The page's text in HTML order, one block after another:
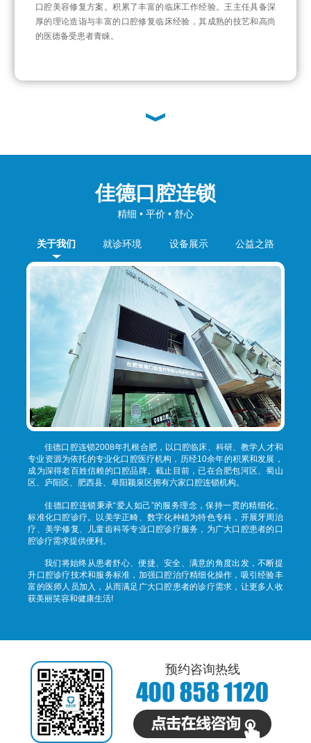
口腔美容修复方案。积累了丰富的临床工作经验。王主任具备深
厚的理论造诣与丰富的口腔修复临床经验，其成熟的技艺和高尚
的医德备受患者青睐。
佳德口腔连锁
精细 • 平价 • 舒心
关于我们 就诊环境 设备展示 公益之路
佳德口腔连锁2008年扎根合肥，以口腔临床、科研、教学人才和
专业资源为依托的专业化口腔医疗机构，历经10余年的积累和发展，
成为深得老百姓信赖的口腔品牌。截止目前，已在合肥包河区、蜀山
区、庐阳区、肥西县、阜阳颖泉区拥有六家口腔连锁机构。
佳德口腔连锁秉承“爱人如己”的服务理念，保持一贯的精细化、
标准化口腔诊疗。以美学正畸、数字化种植为特色专科，开展牙周治
疗、美学修复、儿童齿科等专业口腔诊疗服务，为广大口腔患者的口
腔诊疗需求提供便利。
我们将始终从患者舒心、便捷、安全、满意的角度出发，不断提
升口腔诊疗技术和服务标准，加强口腔治疗精细化操作，吸引经验丰
富的医师人员加入，从而满足广大口腔患者的诊疗需求，让更多人收
获美丽笑容和健康生活!
预约咨询热线